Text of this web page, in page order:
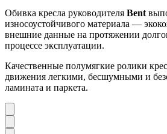
Обивка кресла руководителя Bent
износоустойчивого материала —
внешние данные на протяжении
процессе эксплуатации.
Качественные полумягкие ролики
движения легкими, бесшумными и
ламината и паркета.